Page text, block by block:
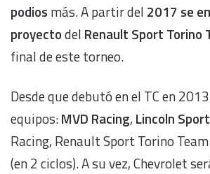
podios más. A partir del 2017 se
proyectodel Renault Sport Torino
final de este torneo.
Desde que debutó en el TC en
equipos:MVD Racing, Lincoln
Racing, Renault Sport Torino
(en 2 ciclos). A su vez, Chevrolet